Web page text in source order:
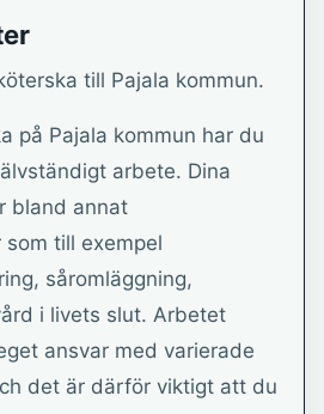
till Pajala kommun.
på Pajala kommun har du
arbete. Dina
bland annat
till exempel
såromläggning,
i livets slut. Arbetet
ansvar med varierade
det är därför viktigt att du